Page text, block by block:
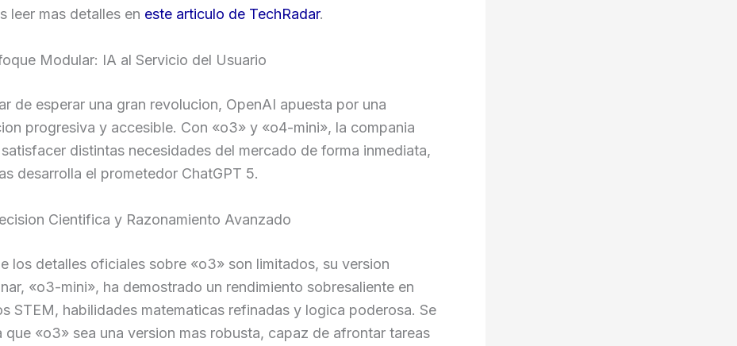
leer mas detalles en este articulo de TechRadar.
Modular: IA al Servicio del Usuario
de esperar una gran revolucion, OpenAI apuesta por una
progresiva y accesible. Con «o3» y «o4-mini», la compania
distintas necesidades del mercado de forma inmediata,
desarrolla el prometedor ChatGPT 5.
Cientifica y Razonamiento Avanzado
los detalles oficiales sobre «o3» son limitados, su version
«o3-mini», ha demostrado un rendimiento sobresaliente en
STEM, habilidades matematicas refinadas y logica poderosa. Se
que «o3» sea una version mas robusta, capaz de afrontar tareas